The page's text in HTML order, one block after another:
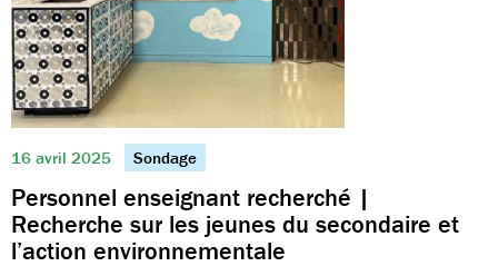
16 avril 2025 Sondage
Personnel enseignant recherché |
Recherche sur les jeunes du secondaire et
l’action environnementale